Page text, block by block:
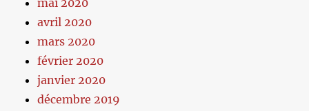
mai 2020
avril 2020
mars 2020
février 2020
janvier 2020
décembre 2019